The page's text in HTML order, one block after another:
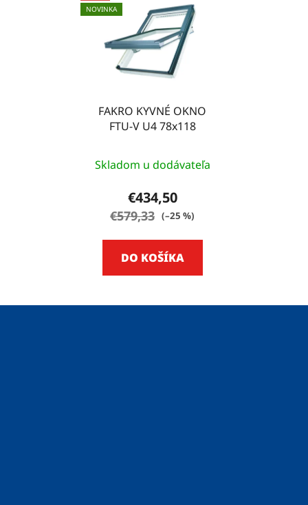
NOVINKA
FAKRO KYVNÉ OKNO
FTU-V U4 78x118
Skladom u dodávateľa
€434,50
€579,33 (–25 %)
DO KOŠÍKA
Z